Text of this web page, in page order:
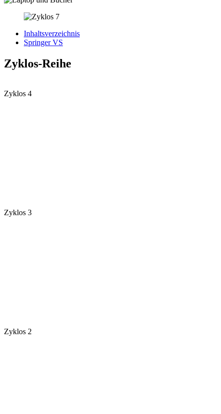
Inhaltsverzeichnis
Springer VS
Zyklos-Reihe
Zyklos 4
Zyklos 3
Zyklos 2